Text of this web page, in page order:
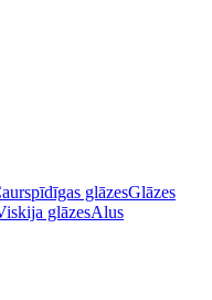
glāzesGlāzes
glāzesAlus